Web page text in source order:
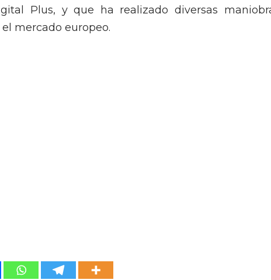
Plus, y que ha realizado diversas
mercado europeo.